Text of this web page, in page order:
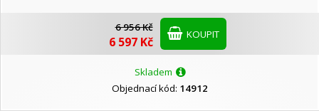
6 956 Kč
6 597 Kč KOUPIT
Skladem
Objednací kód: 14912